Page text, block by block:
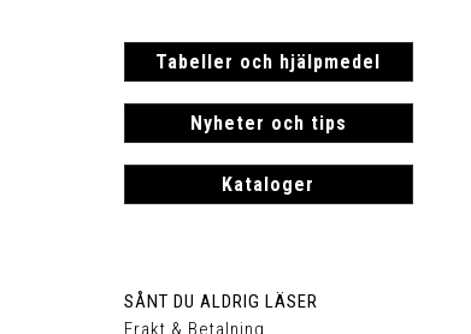
Tabeller och hjälpmedel
Nyheter och tips
Kataloger
SÅNT DU ALDRIG LÄSER